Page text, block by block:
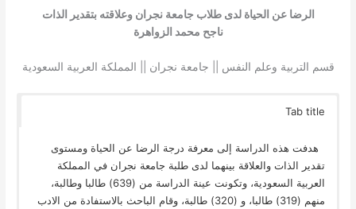
الرضا عن الحياة لدى طلاب جامعة نجران وعلاقته بتقدير الذات
ناجح محمد الزواهرة
قسم التربية وعلم النفس || جامعة نجران || المملكة العربية السعودية
Tab title
هدفت هذه الدراسة إلى معرفة درجة الرضا عن الحياة ومستوى
تقدير الذات والعلاقة بينهما لدى طلبة جامعة نجران في المملكة
العربية السعودية، وتكونت عينة الدراسة من (639) طالبا وطالبة،
منهم (319) طالبا، و (320) طالبة، وقام الباحث بالاستفادة من الادب